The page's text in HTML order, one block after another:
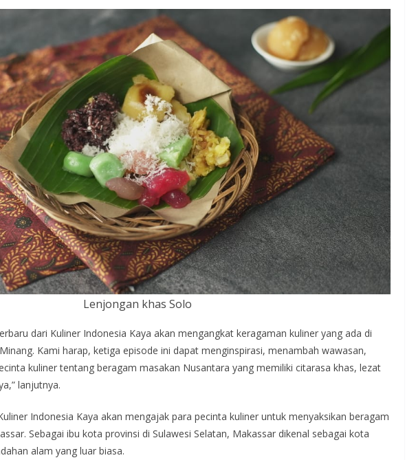
Lenjongan khas Solo
dari Kuliner Indonesia Kaya akan mengangkat keragaman kuliner yang ada di
Kami harap, ketiga episode ini dapat menginspirasi, menambah wawasan,
kuliner tentang beragam masakan Nusantara yang memiliki citarasa khas, lezat
lanjutnya.
Indonesia Kaya akan mengajak para pecinta kuliner untuk menyaksikan beragam
Sebagai ibu kota provinsi di Sulawesi Selatan, Makassar dikenal sebagai kota
alam yang luar biasa.